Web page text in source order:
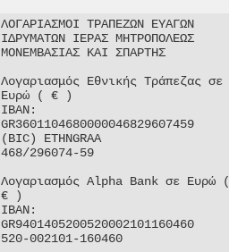
ΛΟΓΑΡΙΑΣΜΟΙ ΤΡΑΠΕΖΩΝ ΕΥΑΓΩΝ
ΙΔΡΥΜΑΤΩΝ ΙΕΡΑΣ ΜΗΤΡΟΠΟΛΕΩΣ
ΜΟΝΕΜΒΑΣΙΑΣ ΚΑΙ ΣΠΑΡΤΗΣ
Λογαριασμός Εθνικής Τράπεζας σε
Ευρώ ( € )
IBAN:
GR3601104680000046829607459
(BIC) ETHNGRAA
468/296074-59
Λογαριασμός Alpha Bank σε Ευρώ (
€ )
IBAN:
GR9401405200520002101160460
520-002101-160460